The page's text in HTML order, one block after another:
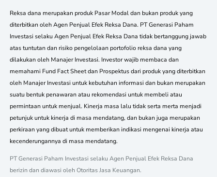
Reksa dana merupakan produk Pasar Modal dan bukan produk yang
diterbitkan oleh Agen Penjual Efek Reksa Dana. PT Generasi Paham
Investasi selaku Agen Penjual Efek Reksa Dana tidak bertanggung jawab
atas tuntutan dan risiko pengelolaan portofolio reksa dana yang
dilakukan oleh Manajer Investasi. Investor wajib membaca dan
memahami Fund Fact Sheet dan Prospektus dari produk yang diterbitkan
oleh Manajer Investasi untuk kebutuhan informasi dan bukan merupakan
suatu bentuk penawaran atau rekomendasi untuk membeli atau
permintaan untuk menjual. Kinerja masa lalu tidak serta merta menjadi
petunjuk untuk kinerja di masa mendatang, dan bukan juga merupakan
perkiraan yang dibuat untuk memberikan indikasi mengenai kinerja atau
kecenderungannya di masa mendatang.
PT Generasi Paham Investasi selaku Agen Penjual Efek Reksa Dana
berizin dan diawasi oleh Otoritas Jasa Keuangan.